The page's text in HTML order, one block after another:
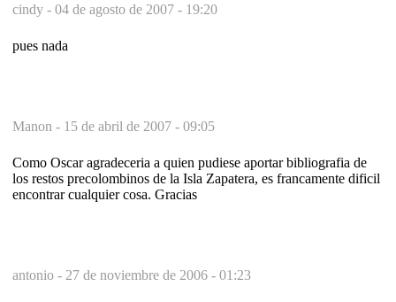
cindy - 04 de agosto de 2007 - 19:20
pues nada
Manon - 15 de abril de 2007 - 09:05
Como Oscar agradeceria a quien pudiese aportar bibliografia de
los restos precolombinos de la Isla Zapatera, es francamente dificil
encontrar cualquier cosa. Gracias
antonio - 27 de noviembre de 2006 - 01:23